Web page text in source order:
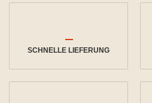
SCHNELLE LIEFERUNG